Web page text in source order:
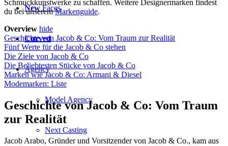
NewFaces
Curved
Agency
Model Agency
Next Casting
Schmuckkunstwerke zu schaffen. Weitere Designermarken findest
du bei unseremMarkenguide.
Overview hide
Geschichte von Jacob & Co: Vom Traum zur Realität
Fünf Werte für die Jacob & Co stehen
Die Ziele von Jacob & Co
Die Beliebtesten Stücke von Jacob & Co
Marken wie Jacob & Co: Armani & Diesel
Modemarken: Liste
Geschichte von Jacob & Co: Vom Traum
zur Realität
Jacob Arabo, Gründer und Vorsitzender von Jacob & Co., kam aus